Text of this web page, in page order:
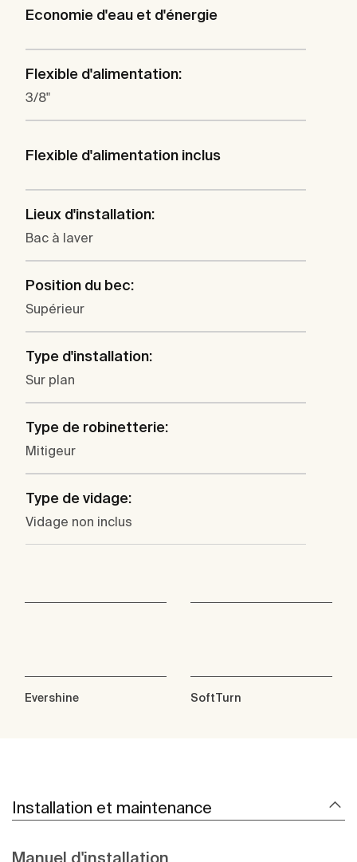
Economie d'eau et d'énergie
Flexible d'alimentation:
3/8"
Flexible d'alimentation inclus
Lieux d'installation:
Bac à laver
Position du bec:
Supérieur
Type d'installation:
Sur plan
Type de robinetterie:
Mitigeur
Type de vidage:
Vidage non inclus
Evershine SoftTurn
Installation et maintenance
Manuel d'installation